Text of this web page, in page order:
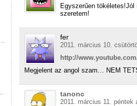
Egyszerűen
szeretem!
fer
2011. március 10.
http://
Megjelent az angol szam… NEM
tanonc
2011. március 11. péntek